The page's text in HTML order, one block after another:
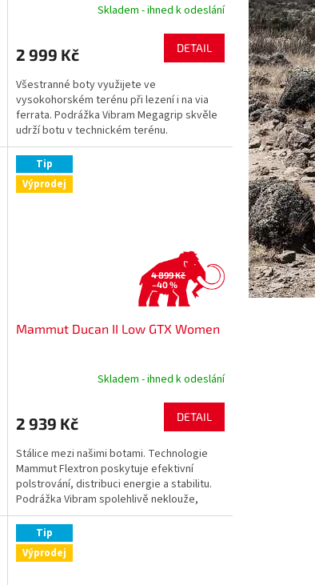
Skladem - ihned k odeslání
2 999 Kč DETAIL
Všestranné boty využijete ve
vysokohorském terénu při lezení i na via
ferrata. Podrážka Vibram Megagrip skvěle
udrží botu v technickém terénu.
Anatomicky tvarovaná pěnová...
Tip
Výprodej
4 899 Kč
–40 %
Mammut Ducan II Low GTX Women
Skladem - ihned k odeslání
2 939 Kč DETAIL
Stálice mezi našimi botami. Technologie
Mammut Flextron poskytuje efektivní
polstrování, distribuci energie a stabilitu.
Podrážka Vibram spolehlivě neklouže,
zatímco membrána...
Tip
Výprodej